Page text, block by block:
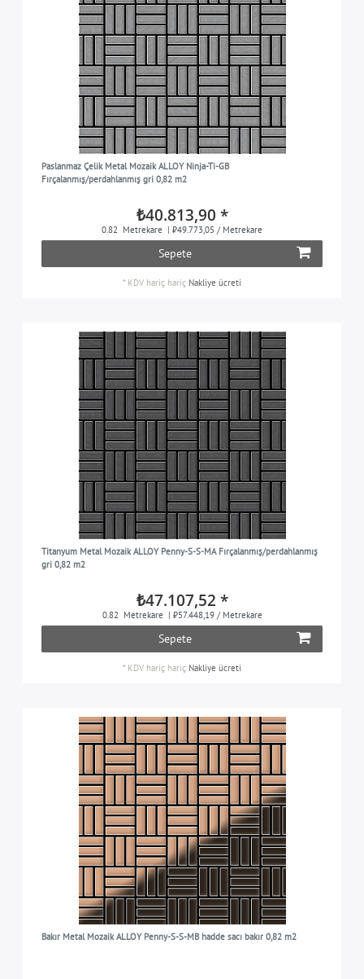
Paslanmaz Çelik Metal Mozaik ALLOY Ninja-Ti-GB
Fırçalanmış/perdahlanmış gri 0,82 m2
₺40.813,90 *
0.82 Metrekare | ₺49.773,05 / Metrekare
Sepete
* KDV hariç hariç Nakliye ücreti
Titanyum Metal Mozaik ALLOY Penny-S-S-MA Fırçalanmış/perdahlanmış
gri 0,82 m2
₺47.107,52 *
0.82 Metrekare | ₺57.448,19 / Metrekare
Sepete
* KDV hariç hariç Nakliye ücreti
Bakır Metal Mozaik ALLOY Penny-S-S-MB hadde sacı bakır 0,82 m2